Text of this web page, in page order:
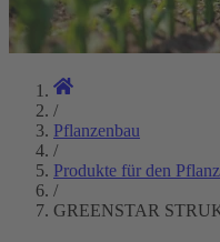
/
Pflanzenbau
/
Produkte für den
/
GREENSTAR